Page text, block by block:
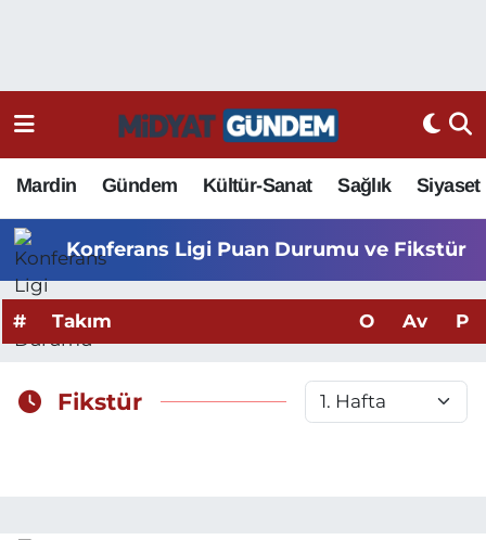
Mardin Gündem Kültür-Sanat Sağlık Siyaset
Konferans Ligi Puan Durumu ve Fikstür
# Takım O Av P
Fikstür